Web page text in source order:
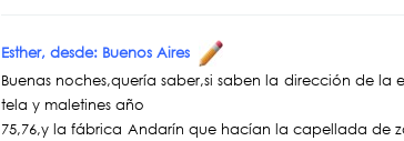
Esther, desde: Buenos Aires
Buenas noches,quería saber,si saben la dirección de
tela y maletines año
75,76,y la fábrica Andarín que hacían la capellada de